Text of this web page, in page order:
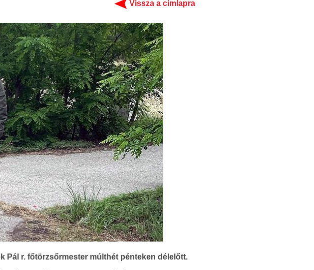
Vissza a címlapra
Pál r. főtörzsőrmester múlthét pénteken délelőtt.